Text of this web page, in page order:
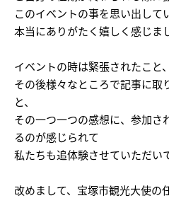
このイベントの事を思い出して
本当にありがたく嬉しく感じま
イベントの時は緊張されたこと、
その後様々なところで記事に取
と、
その一つ一つの感想に、参加さ
るのが感じられて
私たちも追体験させていただい
改めまして、宝塚市観光大使の